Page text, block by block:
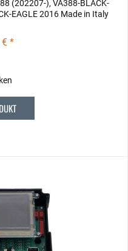
(202207-), VA388-BLACK-
EAGLE 2016 Made in Italy
€ *